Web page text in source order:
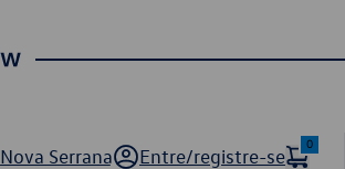
Nova Serrana Entre/registre-se
0